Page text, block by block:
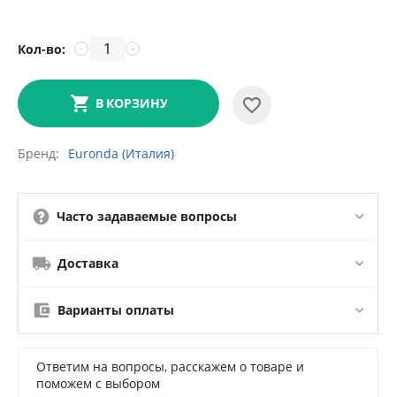
Кол-во: +
−
В КОРЗИНУ
Бренд Euronda (Италия)
Часто задаваемые вопросы
Доставка
Варианты оплаты
Ответим на вопросы, расскажем о товаре и
поможем с выбором